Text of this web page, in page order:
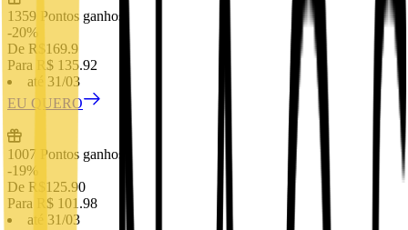
1359 Pontos ganhos
-20%
De R$169.9
Para R$ 135.92
até 31/03
EU QUERO
1007
Pontos ganhos
-19%
De R$
125.90
Para R$ 101.98
até 31/03